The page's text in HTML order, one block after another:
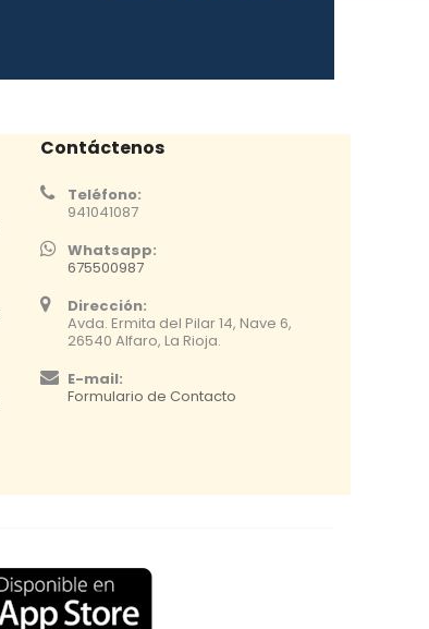
Contáctenos
Teléfono:
941041087
Whatsapp:
675500987
Dirección:
Avda. Ermita del Pilar 14, Nave 6,
26540 Alfaro, La Rioja.
E-mail:
Formulario de Contacto